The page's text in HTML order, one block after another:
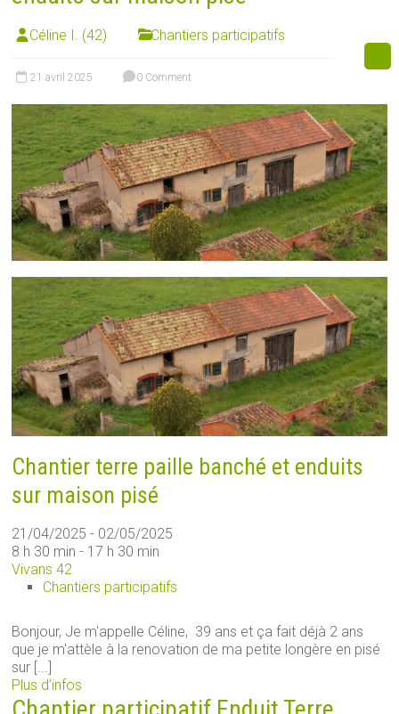
Céline I. (42) Chantiers participatifs
21 avril 2025 0 Comment
Chantier terre paille banché et enduits
sur maison pisé
21/04/2025 - 02/05/2025
8 h 30 min - 17 h 30 min
Vivans 42
Chantiers participatifs
Bonjour, Je m'appelle Céline, 39 ans et ça fait déjà 2 ans
que je m'attèle à la renovation de ma petite longère en pisé
sur [...]
Plus d’infos